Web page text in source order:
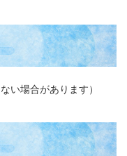
い場合があります）